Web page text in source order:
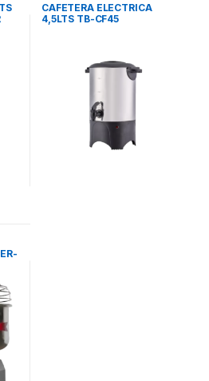
CAFETERA ELECTRICA
4,5LTS TB-CF45